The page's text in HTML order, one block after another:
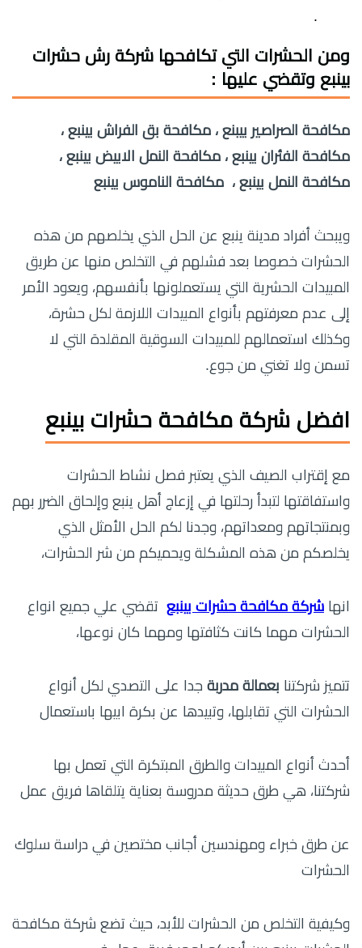
.
ومن الحشرات التي تكافحها شركة رش حشرات
بينبع وتقضي عليها :
مكافحة الصراصير بيبنع ، مكافحة بق الفراش بينبع ،
مكافحة الفئران بينبع ، مكافحة النمل الابيض بينبع ،
مكافحة النمل بينبع ، مكافحة الناموس بينبع
ويبحث أفراد مدينة ينبع عن الحل الذي يخلصهم من هذه
الحشرات خصوصا بعد فشلهم في التخلص منها عن طريق
المبيدات الحشرية التي يستعملونها بأنفسهم، ويعود الأمر
إلى عدم معرفتهم بأنواع المبيدات اللازمة لكل حشرة،
وكذلك استعمالهم للمبيدات السوقية المقلدة التي لا
تسمن ولا تغني من جوع.
افضل شركة مكافحة حشرات بينبع
مع إقتراب الصيف الذي يعتبر فصل نشاط الحشرات
واستفاقتها لتبدأ رحلتها في إزعاج أهل ينبع وإلحاق الضرر بهم
وبمنتجاتهم ومعداتهم، وجدنا لكم الحل الأمثل الذي
يخلصكم من هذه المشكلة ويحميكم من شر الحشرات،
انها شركة مكافحة حشرات بينبع تقضي علي جميع انواع
الحشرات مهما كانت كثافتها ومهما كان نوعها،
تتميز شركتنا بعمالة مدربة جدا على التصدي لكل أنواع
الحشرات التي تقابلها، وتبيدها عن بكرة ابيها باستعمال
أحدث أنواع المبيدات والطرق المبتكرة التي تعمل بها
شركتنا، هي طرق حديثة مدروسة بعناية يتلقاها فريق عمل
عن طرق خبراء ومهندسين أجانب مختصين في دراسة سلوك
الحشرات
وكيفية التخلص من الحشرات للأبد، حيث تضع شركة مكافحة